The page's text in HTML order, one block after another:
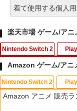
着て使用する個人
楽天市場 ゲーム/アニ
Nintendo Switch 2
1
1
1
1
Amazon ゲーム/アニ
Nintendo Switch 2
Amazon アニメ 販売ラ